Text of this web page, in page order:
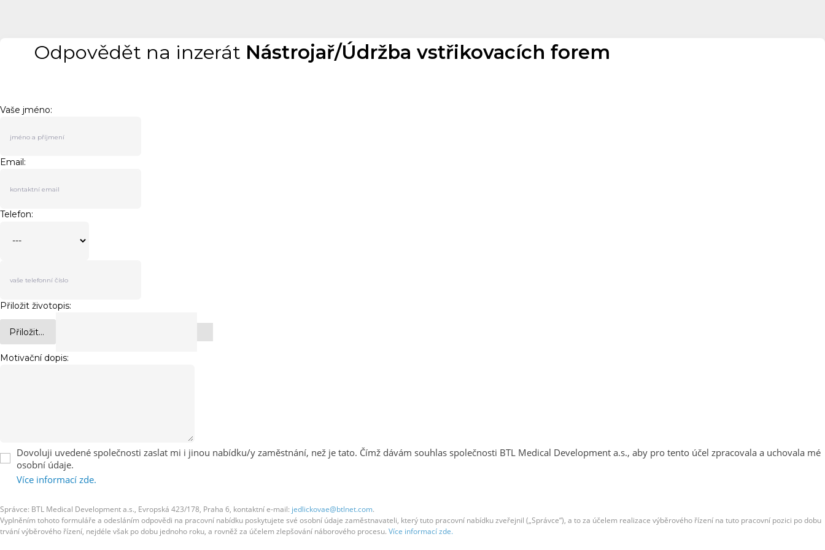
Odpovědět na inzerát Nástrojař/Údržba vstřikovacích forem
Vaše jméno:
Email:
Telefon:
Přiložit životopis:
Přiložit...
Motivační dopis:
Dovoluji uvedené společnosti zaslat mi i jinou nabídku/y zaměstnání, než je tato. Čímž dávám souhlas společnosti BTL Medical Development a.s., aby pro tento účel zpracovala a uchovala mé
osobní údaje.
Více informací zde.
Správce: BTL Medical Development a.s., Evropská 423/178, Praha 6, kontaktní e-mail: jedlickovae@btlnet.com.
Vyplněním tohoto formuláře a odesláním odpovědi na pracovní nabídku poskytujete své osobní údaje zaměstnavateli, který tuto pracovní nabídku zveřejnil („Správce“), a to za účelem realizace výběrového řízení na tuto pracovní pozici po dobu
trvání výběrového řízení, nejdéle však po dobu jednoho roku, a rovněž za účelem zlepšování náborového procesu. Více informací zde.